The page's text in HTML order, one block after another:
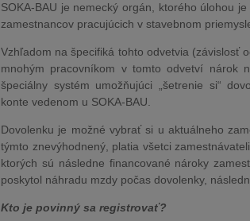
SOKA-BAU je nemecký orgán, ktorého úlohou
zamestnancov pracujúcich v stavebnom
Vzhľadom na špecifiká tohto odvetvia (závislosť
mnohým pracovníkom v tomto odvetví nárok
špeciálny systém umožňujúci „šetrenie si“
konte vedenom u SOKA-BAU.
Dovolenku je možné vybrať si u aktuálneho
týmto znevýhodnený, platia všetci
ktorých sú následne financované nároky
poskytol náhradu mzdy počas dovolenky,
Kto je povinný sa registrovať?